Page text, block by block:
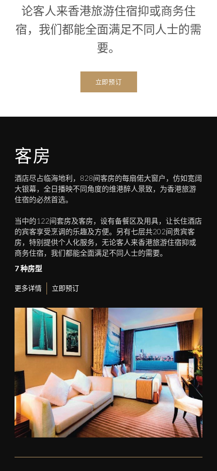
论客人来香港旅游住宿抑或商务住
宿，我们都能全面满足不同人士的需
要。
立即预订
客房
酒店尽占临海地利，828间客房的每扇偌大窗户，仿如宽阔
大银幕，全日播映不同角度的维港醉人景致，为香港旅游
住宿的必然首选。
当中的122间套房及客房，设有备餐区及用具，让长住酒店
的宾客享受烹调的乐趣及方便。另有七层共202间贵宾客
房，特别提供个人化服务，无论客人来香港旅游住宿抑或
商务住宿，我们都能全面满足不同人士的需要。
7 种房型
更多详情 立即预订